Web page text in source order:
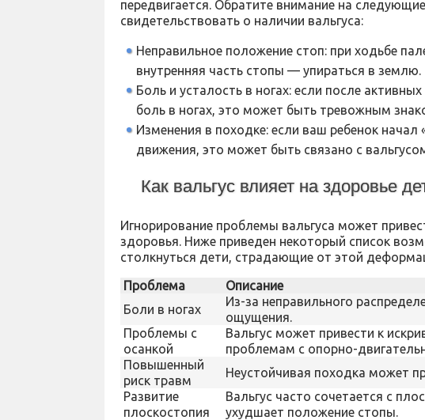
передвигается. Обратите внимание на
свидетельствовать о наличии вальгуса:
Неправильное положение стоп: при ходьбе
внутренняя часть стопы — упираться в землю.
Боль и усталость в ногах: если после
боль в ногах, это может быть тревожным
Изменения в походке: если ваш ребенок начал
движения, это может быть связано с
Как вальгус влияет на здоровье
Игнорирование проблемы вальгуса может
здоровья. Ниже приведен некоторый список
столкнуться дети, страдающие от этой
Проблема
Описание
Боли в ногах
Из-за неправильного
ощущения.
Проблемы с
осанкой
Вальгус может привести к
проблемам с опорно-
Повышенный
риск травм
Неустойчивая походка может
Развитие
плоскостопия
Вальгус часто сочетается с
ухудшает положение стопы.